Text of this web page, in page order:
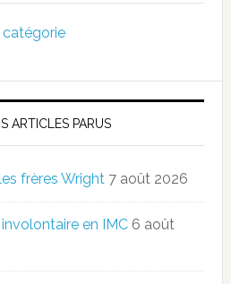
catégorie
ARTICLES PARUS
frères Wright 7 août 2026
en IMC 6 août